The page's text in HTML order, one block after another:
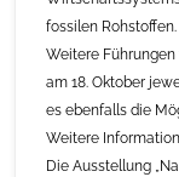
fossilen Rohstoffen.
Weitere
am 18. Oktober
es ebenfalls die
Weitere
Die Ausstellung